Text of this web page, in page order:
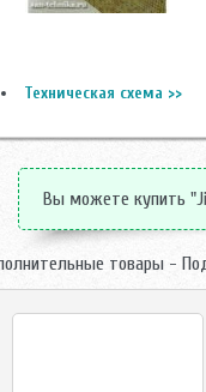
Техническая схема >>
Вы можете купить
товары -